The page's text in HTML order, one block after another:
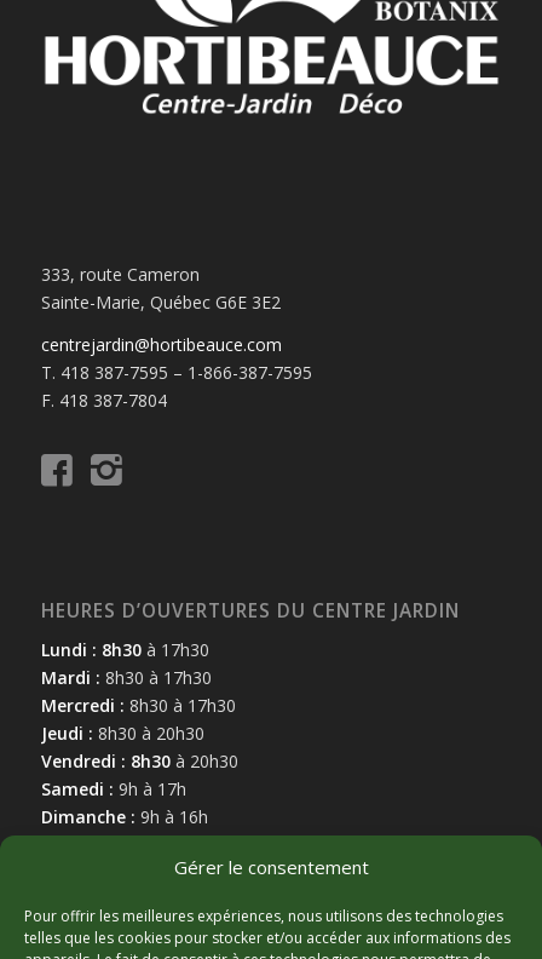
Gérer le consentement
Pour offrir les meilleures expériences, nous utilisons des technologies
telles que les cookies pour stocker et/ou accéder aux informations des
333, route Cameron
Sainte-Marie, Québec G6E 3E2
centrejardin@hortibeauce.com
T. 418 387-7595 – 1-866-387-7595
F. 418 387-7804
HEURES D’OUVERTURES DU CENTRE JARDIN
Lundi : 8h30à 17h30
Mardi : 8h30 à 17h30
Mercredi : 8h30 à 17h30
Jeudi : 8h30 à 20h30
Vendredi : 8h30à 20h30
Samedi : 9h à 17h
Dimanche : 9h à 16h